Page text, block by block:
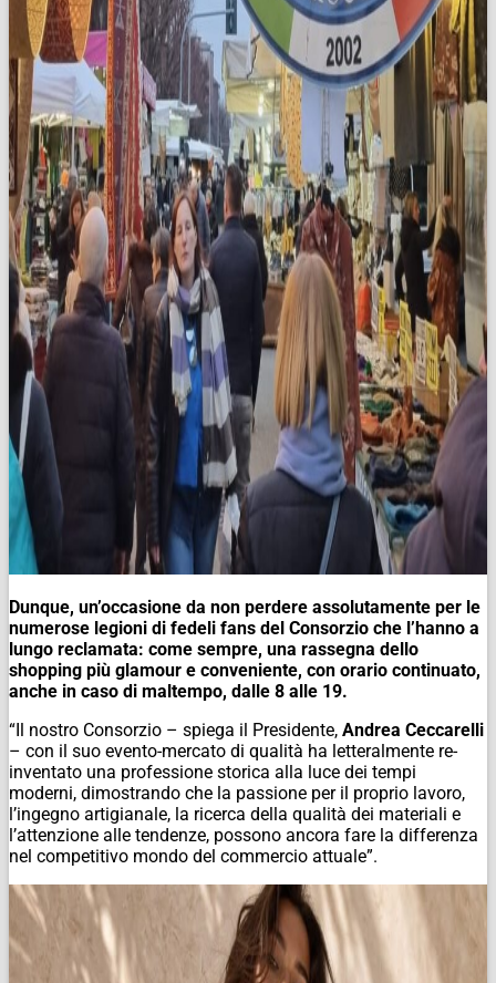
Dunque, un’occasione da non perdere assolutamente per le
numerose legioni di fedeli fans del Consorzio che l’hanno a
lungo reclamata: come sempre, una rassegna dello
shopping più glamour e conveniente, con orario continuato,
anche in caso di maltempo, dalle 8 alle 19.
“Il nostro Consorzio – spiega il Presidente, Andrea Ceccarelli
– con il suo evento-mercato di qualità ha letteralmente re-
inventato una professione storica alla luce dei tempi
moderni, dimostrando che la passione per il proprio lavoro,
l’ingegno artigianale, la ricerca della qualità dei materiali e
l’attenzione alle tendenze, possono ancora fare la differenza
nel competitivo mondo del commercio attuale”.